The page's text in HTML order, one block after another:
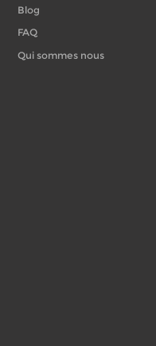
Blog
FAQ
Qui sommes nous